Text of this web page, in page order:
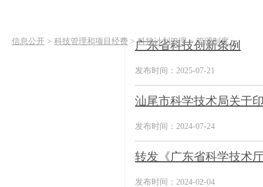
信息公开 > 科技管理和项目经费 >科技计划管理>管理制度
广东省科技创新条例
发布时间：2025-07-21
汕尾市科学技术局关于
发布时间：2024-07-24
转发《广东省科学技术
发布时间：2024-02-04